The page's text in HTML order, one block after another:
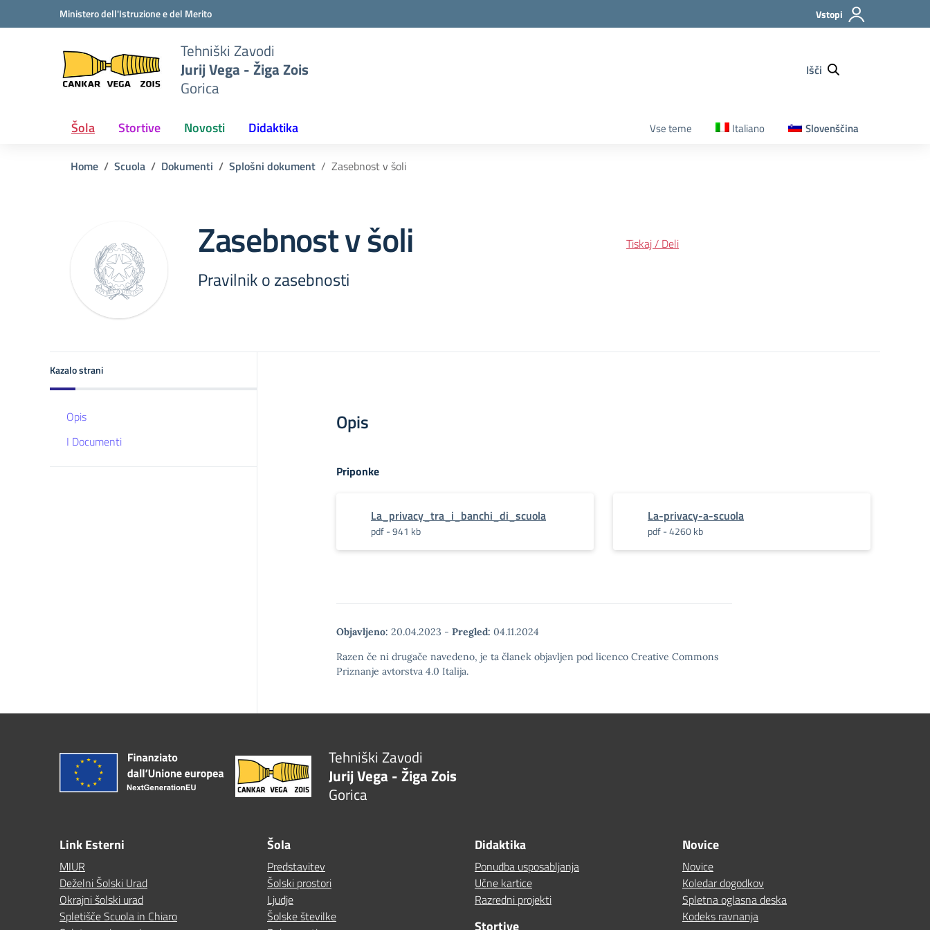
Vai ai contenuti
Vai al menu di navigazioneMinistero dell'Istruzione e del Merito Vstopi
Tehniški Zavodi
Jurij Vega - Žiga Zois
Gorica
Išči
Šola Stortive Novosti Didaktika Vse teme Italiano Slovenščina
Home Scuola Dokumenti Splošni dokument Zasebnost v šoli
Zasebnost v šoli
Pravilnik o zasebnosti
Tiskaj / Deli
Kazalo strani
Opis
I Documenti
Opis
Priponke
La_privacy_tra_i_banchi_di_scuola
pdf - 941 kb
La-privacy-a-scuola
pdf - 4260 kb
Objavljeno: 20.04.2023 - Pregled: 04.11.2024
Razen če ni drugače navedeno, je ta članek objavljen pod licenco Creative Commons
Priznanje avtorstva 4.0 Italija.
Tehniški Zavodi
Jurij Vega - Žiga Zois
Gorica
Link Esterni
MIUR
Deželni Šolski Urad
Okrajni šolski urad
Spletišče Scuola in Chiaro
Šola
Predstavitev
Šolski prostori
Ljudje
Šolske številke
Didaktika
Ponudba usposabljanja
Učne kartice
Razredni projekti
Stortive
Novice
Novice
Koledar dogodkov
Spletna oglasna deska
Kodeks ravnanja